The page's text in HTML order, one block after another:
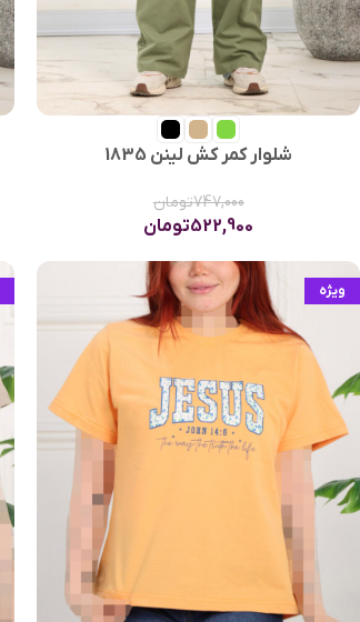
شلوار کمر کش لینن 1835
747,000تومان
522,900تومان
ویژه